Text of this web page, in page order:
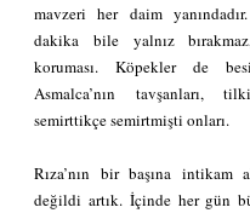
mavzeri her daim
dakika bile yalnız
koruması. Köpekler de
Asmalca’nın tavşanları,
semirttikçe semirtmişti onları.
Rıza’nın bir başına intikam
değildi artık. İçinde her gün